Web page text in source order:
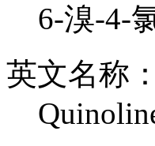
6-溴-4-
英文名称：